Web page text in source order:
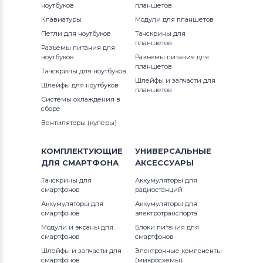
Вентиляторы (кулеры)Gateway
Вентиляторы (кулеры)FCN
Вентиляторы (кулеры)
Вентиляторы (кулеры)
Вентиляторы (кулеры)
Вентиляторы (кулеры)Quanta
Вентиляторы (кулеры)Hasee
Вентиляторы (кулеры)Dell
Вентиляторы (кулеры)IBM
Вентиляторы (кулеры)Viewsonic
VAIO VGN-BZ Series
VAIO VGN-CR Series
VAIO VGN-CS Series
VAIO VGN-FE Series
VAIO VGN-FS Series
VAIO VGN-FW Series
VAIO VGN-FZ Series
VAIO VGN-K Series
VAIO VGN-N Series
VAIO VGN-NR Series
SVP1321E4RB (Pro 13)
SVP1321F4RB (Pro 13)
SVP1321L1EBI (Pro 13)
SVP1321L1RBI (Pro 13)
SVP1321M4RS (Pro 13)
SVP1321M9RB (Pro 13)
ноутбуков
Клавиатуры
Петли для ноутбуков
Разъемы питания для
ноутбуков
Тачскрины для ноутбуков
Шлейфы для ноутбуков
Системы охлаждения в
сборе
Вентиляторы (кулеры)
планшетов
Модули для планшетов
Тачскрины для
планшетов
Разъемы питания для
планшетов
Шлейфы и запчасти для
планшетов
КОМПЛЕКТУЮЩИЕ
ДЛЯ СМАРТФОНА
Тачскрины для
смартфонов
Аккумуляторы для
смартфонов
Модули и экраны для
смартфонов
Шлейфы и запчасти для
смартфонов
УНИВЕРСАЛЬНЫЕ
АКСЕССУАРЫ
Аккумуляторы для
радиостанций
Аккумуляторы для
электротранспорта
Блоки питания для
смартфонов
Электронные компоненты
(микросхемы)